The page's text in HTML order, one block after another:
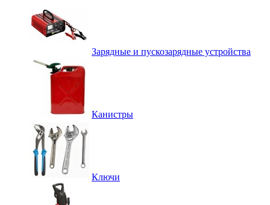
Зарядные и пускозарядные устройства
Канистры
Ключи